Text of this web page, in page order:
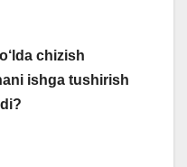
chizish
ishga tushirish